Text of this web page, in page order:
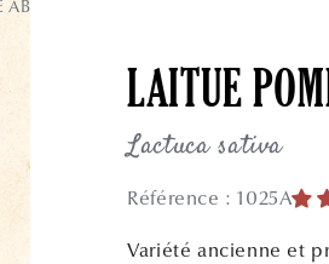
AB
LAITUE
Lactuca sativa
Référence : 1025A
Variété ancienne et